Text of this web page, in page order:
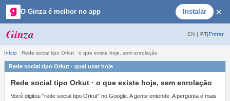
O Ginza é melhor no app Instalar ×
Ginza EN | PT|Entrar
Início · Rede social tipo Orkut · o que existe hoje, sem enrolação
Rede social tipo Orkut · qual usar hoje
Rede social tipo Orkut · o que existe hoje, sem enrolação
Você digitou "rede social tipo Orkut" no Google. A gente entende. A pergunta é mais